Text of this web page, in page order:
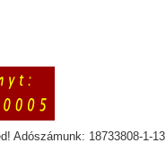
Adószámunk: 18733808-1-13